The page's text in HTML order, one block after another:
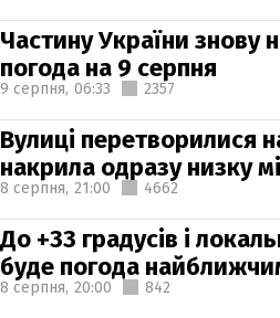
Частину України знову
погода на 9 серпня
9 серпня, 06:33 2357
Вулиці перетворилися
накрила одразу низку
8 серпня, 21:00 4662
До +33 градусів і
буде погода
8 серпня, 20:00 842